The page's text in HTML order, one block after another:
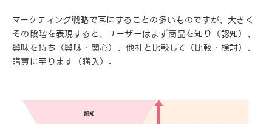
マーケティング戦略で耳にすることの多いものですが、大きく
その段階を表現すると、ユーザーはまず商品を知り（認知）、
興味を持ち（興味・関心）、他社と比較して（比較・検討）、
購買に至ります（購入）。